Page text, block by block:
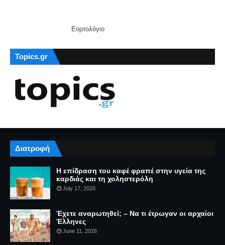
Εορτολόγιο
Topics.gr
Διατροφή
Η επίδραση του καφέ φραπέ στην υγεία της
καρδιάς και τη χοληστερόλη
July 17, 2026
Έχετε αναρωτηθεί; – Να τι έτρωγαν οι αρχαίοι
Έλληνες
June 11, 2026